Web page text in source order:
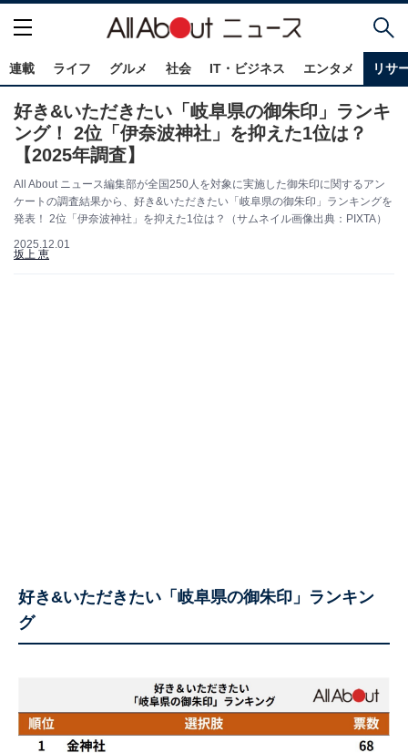
連載 ライフ グルメ 社会 IT・ビジネス エンタメ リサ
好き&いただきたい「岐阜県の御朱印」ランキ
ング！ 2位「伊奈波神社」を抑えた1位は？
【2025年調査】
All About ニュース編集部が全国250人を対象に実施した御朱印に関するアン
ケートの調査結果から、好き&いただきたい「岐阜県の御朱印」ランキングを
発表！ 2位「伊奈波神社」を抑えた1位は？（サムネイル画像出典：PIXTA）
2025.12.01
坂上 恵
好き&いただきたい「岐阜県の御朱印」ランキン
グ